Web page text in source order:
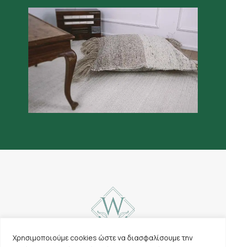
Χρησιμοποιούμε cookies ώστε να διασφαλίσουμε την